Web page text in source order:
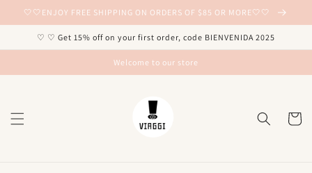
directamente
al contenido
🤍🤍ENJOY FREE SHIPPING ON ORDERS OF $85 OR MORE🤍🤍
♡ ♡ Get 15% off on your first order, code BIENVENIDA 2025
Welcome to our store
Carrito